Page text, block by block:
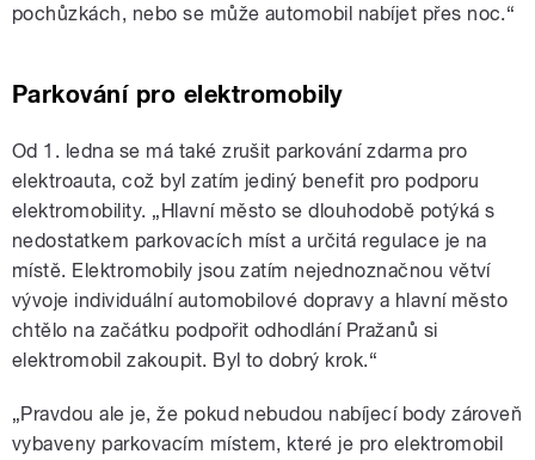
pochůzkách, nebo se může automobil nabíjet přes noc.“
Parkování pro elektromobily
Od 1. ledna se má také zrušit parkování zdarma pro
elektroauta, což byl zatím jediný benefit pro podporu
elektromobility. „Hlavní město se dlouhodobě potýká s
nedostatkem parkovacích míst a určitá regulace je na
místě. Elektromobily jsou zatím nejednoznačnou větví
vývoje individuální automobilové dopravy a hlavní město
chtělo na začátku podpořit odhodlání Pražanů si
elektromobil zakoupit. Byl to dobrý krok.“
„Pravdou ale je, že pokud nebudou nabíjecí body zároveň
vybaveny parkovacím místem, které je pro elektromobil